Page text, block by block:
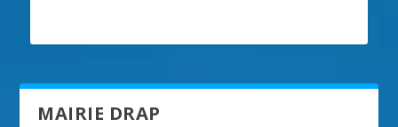
MAIRIE DRAP